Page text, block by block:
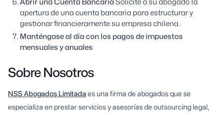
apertura de una cuenta bancaria para estructurar y
gestionar financieramente su empresa chilena.
Manténgase al día con los pagos de impuestos
mensuales y anuales
Sobre Nosotros
NSS Abogados Limitada es una firma de abogados que se
especializa en prestar servicios y asesorías de outsourcing legal,